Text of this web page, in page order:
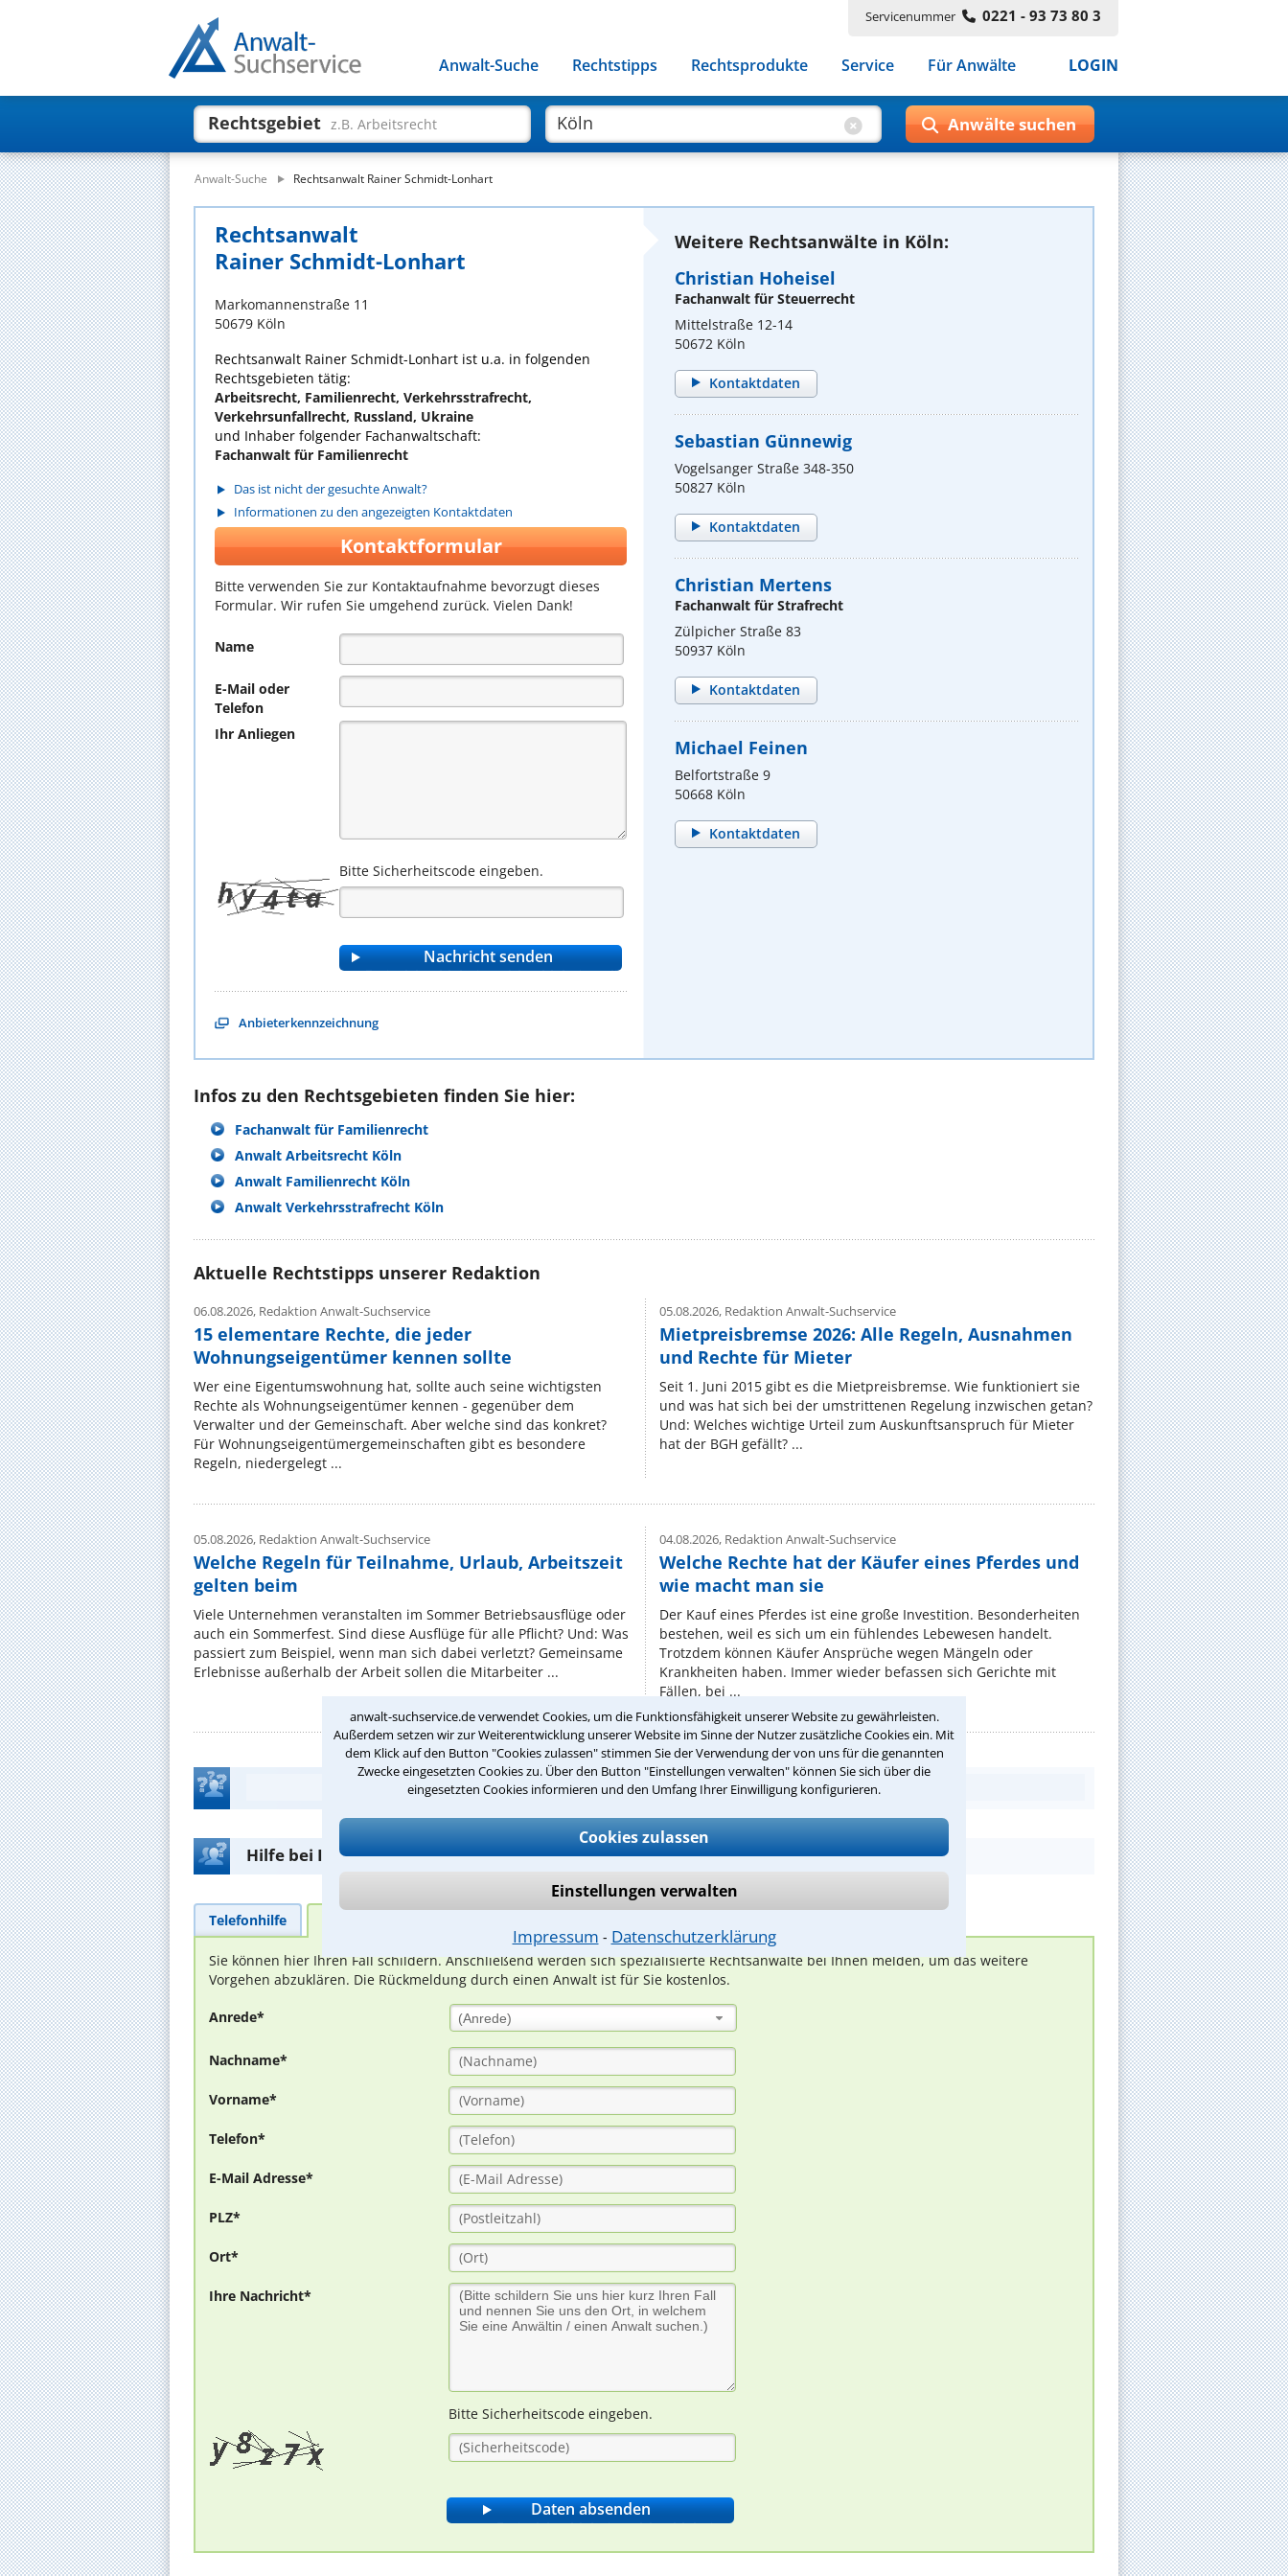
anwalt-suchservice.de verwendet Cookies, um die Funktionsfähigkeit unserer Website zu gewährleisten.
Außerdem setzen wir zur Weiterentwicklung unserer Website im Sinne der Nutzer zusätzliche Cookies ein. Mit
dem Klick auf den Button "Cookies zulassen" stimmen Sie der Verwendung der von uns für die genannten
Zwecke eingesetzten Cookies zu. Über den Button "Einstellungen verwalten" können Sie sich über die
eingesetzten Cookies informieren und den Umfang Ihrer Einwilligung konfigurieren.
Cookies zulassen
Einstellungen verwalten
Impressum ⁃ Datenschutzerklärung
Servicenummer 0221 - 93 73 80 3
Anwalt-Suche Rechtstipps Rechtsprodukte Service Für Anwälte LOGIN
Rechtsgebiet z.B. Arbeitsrecht
Anwalt-Suche Rechtsanwalt Rainer Schmidt-Lonhart
Rechtsanwalt
Rainer Schmidt-Lonhart
Markomannenstraße 11
50679 Köln
Rechtsanwalt Rainer Schmidt-Lonhart ist u.a. in folgenden
Rechtsgebieten tätig:
Arbeitsrecht, Familienrecht, Verkehrsstrafrecht,
Verkehrsunfallrecht, Russland, Ukraine
und Inhaber folgender Fachanwaltschaft:
Fachanwalt für Familienrecht
Das ist nicht der gesuchte Anwalt?
Informationen zu den angezeigten Kontaktdaten
Kontaktformular
Bitte verwenden Sie zur Kontaktaufnahme bevorzugt dieses
Formular. Wir rufen Sie umgehend zurück. Vielen Dank!
Name
E-Mail oder
Telefon
Ihr Anliegen
Bitte Sicherheitscode eingeben.
Anbieterkennzeichnung
Weitere Rechtsanwälte in Köln:
Christian Hoheisel
Fachanwalt für Steuerrecht
Mittelstraße 12-14
50672 Köln
Kontaktdaten
Sebastian Günnewig
Vogelsanger Straße 348-350
50827 Köln
Kontaktdaten
Christian Mertens
Fachanwalt für Strafrecht
Zülpicher Straße 83
50937 Köln
Kontaktdaten
Michael Feinen
Belfortstraße 9
50668 Köln
Kontaktdaten
Infos zu den Rechtsgebieten finden Sie hier:
Fachanwalt für Familienrecht
Anwalt Arbeitsrecht Köln
Anwalt Familienrecht Köln
Anwalt Verkehrsstrafrecht Köln
Aktuelle Rechtstipps unserer Redaktion
06.08.2026, Redaktion Anwalt-Suchservice
15 elementare Rechte, die jeder
Wohnungseigentümer kennen sollte
Wer eine Eigentumswohnung hat, sollte auch seine wichtigsten
Rechte als Wohnungseigentümer kennen - gegenüber dem
Verwalter und der Gemeinschaft. Aber welche sind das konkret?
Für Wohnungseigentümergemeinschaften gibt es besondere
Regeln, niedergelegt ...
05.08.2026,Redaktion Anwalt-Suchservice
Mietpreisbremse 2026: Alle Regeln, Ausnahmen
und Rechte für Mieter
Seit 1. Juni 2015 gibt es die Mietpreisbremse. Wie funktioniert sie
und was hat sich bei der umstrittenen Regelung inzwischen getan?
Und: Welches wichtige Urteil zum Auskunftsanspruch für Mieter
hat der BGH gefällt? ...
05.08.2026, Redaktion Anwalt-Suchservice
Welche Regeln für Teilnahme, Urlaub, Arbeitszeit
gelten beim
Viele Unternehmen veranstalten im Sommer Betriebsausflüge oder
auch ein Sommerfest. Sind diese Ausflüge für alle Pflicht? Und: Was
passiert zum Beispiel, wenn man sich dabei verletzt? Gemeinsame
Erlebnisse außerhalb der Arbeit sollen die Mitarbeiter ...
04.08.2026,Redaktion Anwalt-Suchservice
Welche Rechte hat der Käufer eines Pferdes und
wie macht man sie
Der Kauf eines Pferdes ist eine große Investition. Besonderheiten
bestehen, weil es sich um ein fühlendes Lebewesen handelt.
Trotzdem können Käufer Ansprüche wegen Mängeln oder
Krankheiten haben. Immer wieder befassen sich Gerichte mit
Fällen, bei ...
Teste Dein Rechtswissen
Hilfe bei Ihrer Anwaltsuche?
Telefonhilfe
Sie können hier Ihren Fall schildern. Anschließend werden sich spezialisierte Rechtsanwälte bei Ihnen melden, um das weitere
Vorgehen abzuklären. Die Rückmeldung durch einen Anwalt ist für Sie kostenlos.
Anrede* (Anrede)
Nachname*
Vorname*
Telefon*
E-Mail Adresse*
PLZ*
Ort*
Ihre Nachricht*
Bitte Sicherheitscode eingeben.